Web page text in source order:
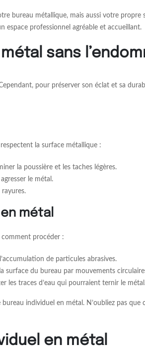
bureau métallique, mais aussi votre
espace professionnel agréable et accueillant.
sans
pour préserver son éclat et sa
la surface métallique :
la poussière et les taches légères.
le métal.
métal
comment procéder :
de particules abrasives.
surface du bureau par mouvements
les traces d’eau qui pourraient ternir le
individuel en métal. N’oubliez pas que
en métal